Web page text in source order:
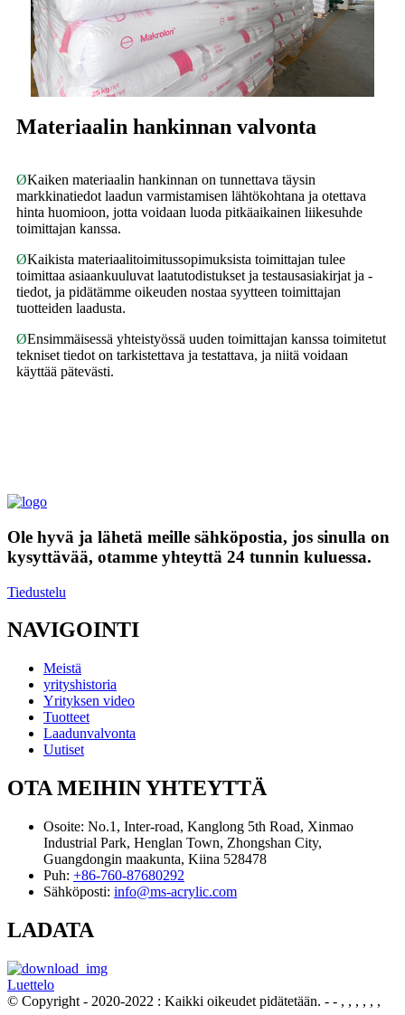
Materiaalin hankinnan valvonta
ØKaiken materiaalin hankinnan on tunnettava täysin
markkinatiedot laadun varmistamisen lähtökohtana ja otettava
hinta huomioon, jotta voidaan luoda pitkäaikainen liikesuhde
toimittajan kanssa.
ØKaikista materiaalitoimitussopimuksista toimittajan tulee
toimittaa asiaankuuluvat laatutodistukset ja testausasiakirjat ja -
tiedot, ja pidätämme oikeuden nostaa syytteen toimittajan
tuotteiden laadusta.
ØEnsimmäisessä yhteistyössä uuden toimittajan kanssa toimitetut
tekniset tiedot on tarkistettava ja testattava, ja niitä voidaan
käyttää pätevästi.
Ole hyvä ja lähetä meille sähköpostia, jos sinulla on
kysyttävää, otamme yhteyttä 24 tunnin kuluessa.
Tiedustelu
NAVIGOINTI
Meistä
yrityshistoria
Yrityksen video
Tuotteet
Laadunvalvonta
Uutiset
OTA MEIHIN YHTEYTTÄ
Osoite: No.1, Inter-road, Kanglong 5th Road, Xinmao
Industrial Park, Henglan Town, Zhongshan City,
Guangdongin maakunta, Kiina 528478
Puh: +86-760-87680292
Sähköposti: info@ms-acrylic.com
LADATA
Luettelo
© Copyright - 2020-2022 : Kaikki oikeudet pidätetään. - - , , , , , ,